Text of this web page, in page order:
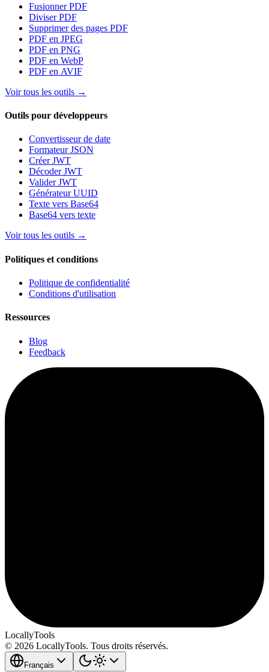
Fusionner PDF
Diviser PDF
Supprimer des pages PDF
PDF en JPEG
PDF en PNG
PDF en WebP
PDF en AVIF
Voir tous les outils →
Outils pour développeurs
Convertisseur de date
Formateur JSON
Créer JWT
Décoder JWT
Valider JWT
Générateur UUID
Texte vers Base64
Base64 vers texte
Voir tous les outils →
Politiques et conditions
Politique de confidentialité
Conditions d'utilisation
Ressources
Blog
Feedback
LocallyTools
© 2026 LocallyTools. Tous droits réservés.
Français